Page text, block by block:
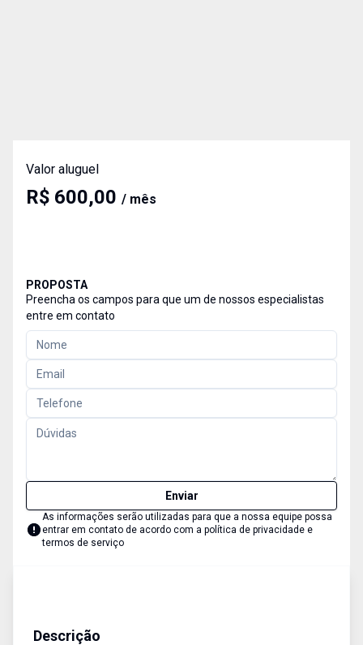
Valor aluguel
R$ 600,00 / mês
PROPOSTA
Preencha os campos para que um de nossos especialistas
entre em contato
Enviar
As informações serão utilizadas para que a nossa equipe possa
entrar em contato de acordo com a política de privacidade e
termos de serviço
Descrição